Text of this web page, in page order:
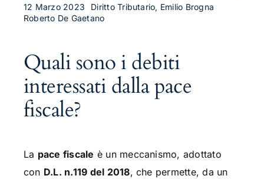
12 Marzo 2023
Diritto Tributario, Emilio Brogna
Roberto De Gaetano
Quali sono i debiti
interessati dalla pace
fiscale?
La pace fiscale è un meccanismo, adottato
con D.L. n.119 del 2018, che permette, da un